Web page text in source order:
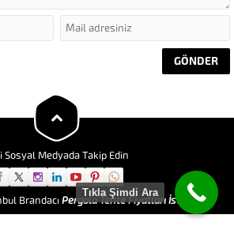
Sosyal Medyada Takip Edin
Brandacı Pergola Tente Fiyatları İstanbul
Tıkla Şimdi Ara